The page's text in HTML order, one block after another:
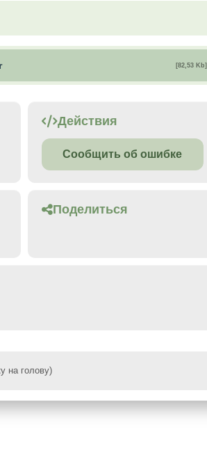
[82,53 Kb]
Действия
Сообщить об ошибке
Поделиться
на голову)